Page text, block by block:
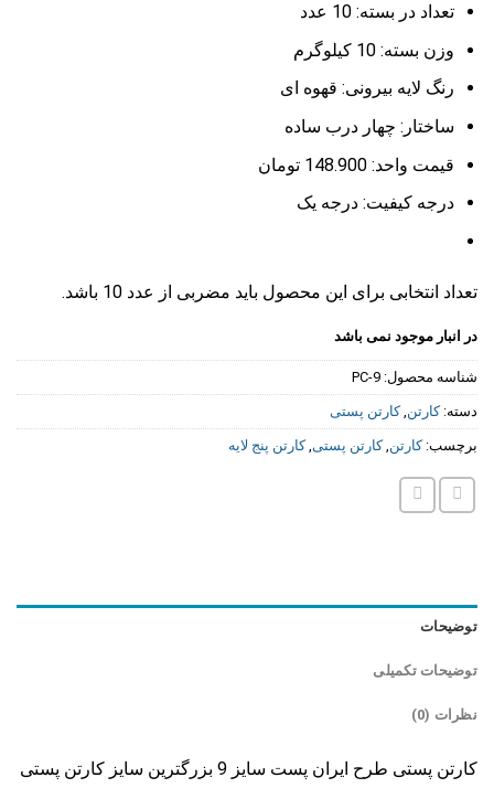
تعداد در بسته: 10 عدد
وزن بسته: 10 کیلوگرم
رنگ لایه بیرونی: قهوه ای
ساختار: چهار درب ساده
قیمت واحد: 148.900 تومان
درجه کیفیت: درجه یک
تعداد انتخابی برای این محصول باید مضربی از عدد 10 باشد.
در انبار موجود نمی باشد
شناسه محصول: PC-9
دسته:کارتن,کارتن پستی
برچسب:کارتن,کارتن پستی,کارتن پنج لایه
توضیحات
توضیحات تکمیلی
نظرات (0)
کارتن پستی طرح ایران پست سایز 9 بزرگترین سایز کارتن پستی